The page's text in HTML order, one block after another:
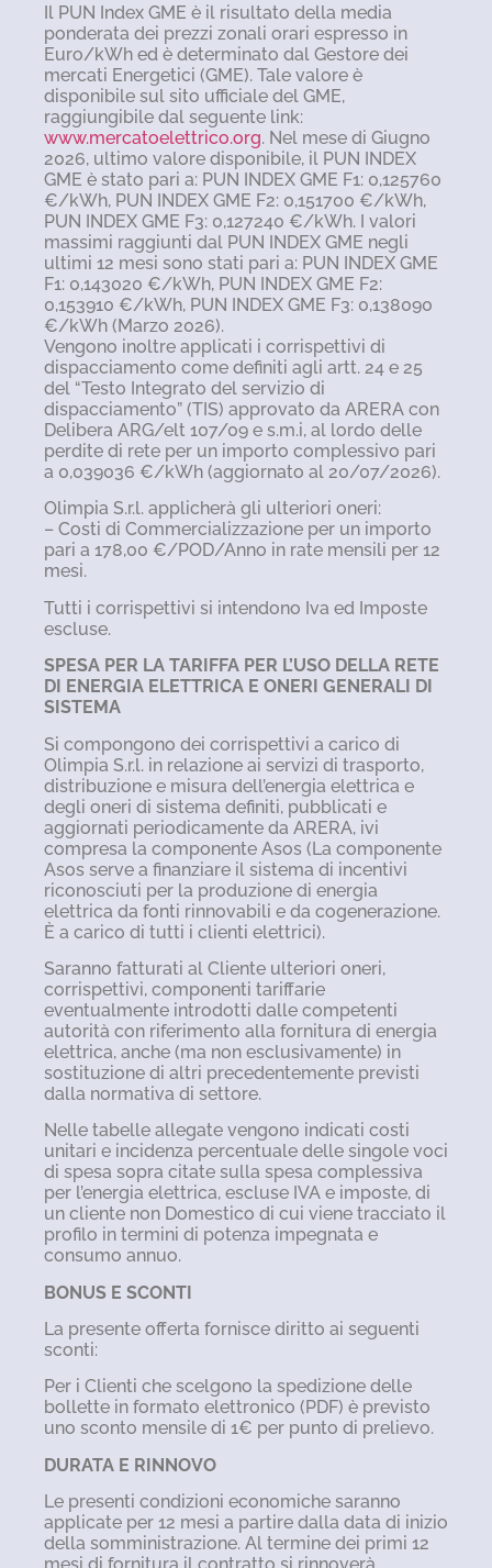
Il PUN Index GME è il risultato della media
ponderata dei prezzi zonali orari espresso in
Euro/kWh ed è determinato dal Gestore dei
mercati Energetici (GME). Tale valore è
disponibile sul sito ufficiale del GME,
raggiungibile dal seguente link:
www.mercatoelettrico.org. Nel mese di Giugno
2026, ultimo valore disponibile, il PUN INDEX
GME è stato pari a: PUN INDEX GME F1: 0,125760
€/kWh, PUN INDEX GME F2: 0,151700 €/kWh,
PUN INDEX GME F3: 0,127240 €/kWh. I valori
massimi raggiunti dal PUN INDEX GME negli
ultimi 12 mesi sono stati pari a: PUN INDEX GME
F1: 0,143020 €/kWh, PUN INDEX GME F2:
0,153910 €/kWh, PUN INDEX GME F3: 0,138090
€/kWh (Marzo 2026).
Vengono inoltre applicati i corrispettivi di
dispacciamento come definiti agli artt. 24 e 25
del “Testo Integrato del servizio di
dispacciamento” (TIS) approvato da ARERA con
Delibera ARG/elt 107/09 e s.m.i, al lordo delle
perdite di rete per un importo complessivo pari
a 0,039036 €/kWh (aggiornato al 20/07/2026).
Olimpia S.r.l. applicherà gli ulteriori oneri:
– Costi di Commercializzazione per un importo
pari a 178,00 €/POD/Anno in rate mensili per 12
mesi.
Tutti i corrispettivi si intendono Iva ed Imposte
escluse.
SPESA PER LA TARIFFA PER L’USO DELLA RETE
DI ENERGIA ELETTRICA E ONERI GENERALI DI
SISTEMA
Si compongono dei corrispettivi a carico di
Olimpia S.r.l. in relazione ai servizi di trasporto,
distribuzione e misura dell’energia elettrica e
degli oneri di sistema definiti, pubblicati e
aggiornati periodicamente da ARERA, ivi
compresa la componente Asos (La componente
Asos serve a finanziare il sistema di incentivi
riconosciuti per la produzione di energia
elettrica da fonti rinnovabili e da cogenerazione.
È a carico di tutti i clienti elettrici).
Saranno fatturati al Cliente ulteriori oneri,
corrispettivi, componenti tariffarie
eventualmente introdotti dalle competenti
autorità con riferimento alla fornitura di energia
elettrica, anche (ma non esclusivamente) in
sostituzione di altri precedentemente previsti
dalla normativa di settore.
Nelle tabelle allegate vengono indicati costi
unitari e incidenza percentuale delle singole voci
di spesa sopra citate sulla spesa complessiva
per l’energia elettrica, escluse IVA e imposte, di
un cliente non Domestico di cui viene tracciato il
profilo in termini di potenza impegnata e
consumo annuo.
BONUS E SCONTI
La presente offerta fornisce diritto ai seguenti
sconti:
Per i Clienti che scelgono la spedizione delle
bollette in formato elettronico (PDF) è previsto
uno sconto mensile di 1€ per punto di prelievo.
DURATA E RINNOVO
Le presenti condizioni economiche saranno
applicate per 12 mesi a partire dalla data di inizio
della somministrazione. Al termine dei primi 12